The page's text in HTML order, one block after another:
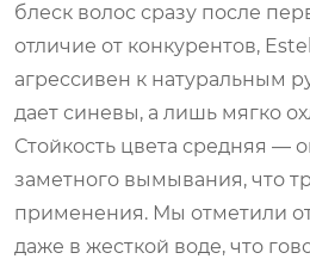
блеск волос сразу после
отличие от конкурентов,
агрессивен к натуральным
дает синевы, а лишь мягко
Стойкость цвета средняя —
заметного вымывания, что
применения. Мы отметили
даже в жесткой воде, что